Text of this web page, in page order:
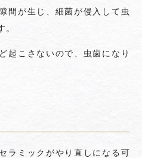
間が生じ、細菌が侵入して虫
。
起こさないので、虫歯になり
ラミックがやり直しになる可